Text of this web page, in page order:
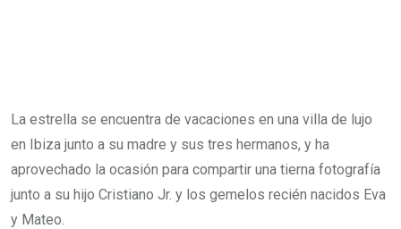
La estrella se encuentra de vacaciones en una villa de lujo
en Ibiza junto a su madre y sus tres hermanos, y ha
aprovechado la ocasión para compartir una tierna fotografía
junto a su hijo Cristiano Jr. y los gemelos recién nacidos Eva
y Mateo.